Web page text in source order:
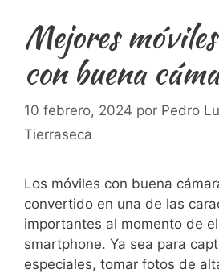
Mejores
con buena
10 febrero, 2024 por Pedro
Tierraseca
Los‍ móviles con buena
convertido en una de las
importantes al momento de
smartphone.⁢ Ya sea para
especiales,⁣ tomar⁢ fotos de